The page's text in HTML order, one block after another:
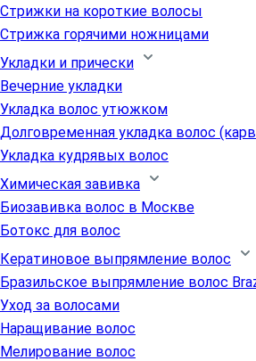
Стрижки на короткие волосы
Стрижка горячими ножницами
Укладки и прически
Вечерние укладки
Укладка волос утюжком
Долговременная укладка волос
Укладка кудрявых волос
Химическая завивка
Биозавивка волос в Москве
Ботокс для волос
Кератиновое выпрямление волос
Бразильское выпрямление волос
Уход за волосами
Наращивание волос
Мелирование волос